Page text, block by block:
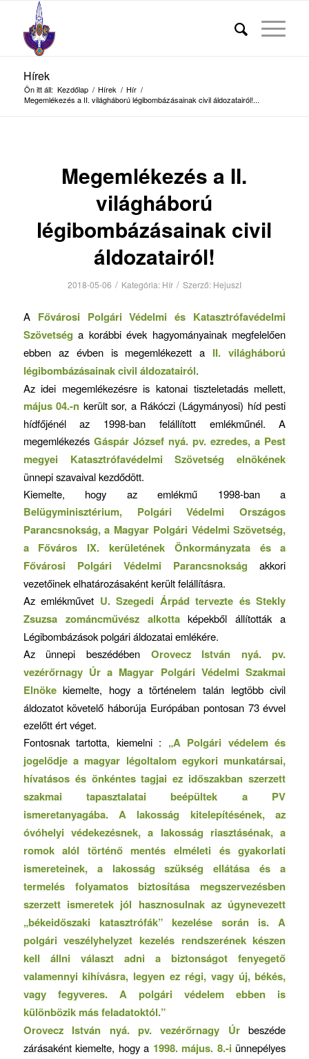
Hírek
Ön itt áll: Kezdőlap / Hírek / Hír /
Megemlékezés a II. világháború légibombázásainak civil áldozatairól!...
Megemlékezés a II.
világháború
légibombázásainak civil
áldozatairól!
2018-05-06 / Kategória: Hír / Szerző: HejuszI
A Fővárosi Polgári Védelmi és Katasztrófavédelmi
Szövetség a korábbi évek hagyományainak megfelelően
ebben az évben is megemlékezett a II. világháború
légibombázásainak civil áldozatairól.
Az idei megemlékezésre is katonai tiszteletadás mellett,
május 04.-n került sor, a Rákóczi (Lágymányosi) híd pesti
hídfőjénél az 1998-ban felállított emlékműnél. A
megemlékezés Gáspár József nyá. pv. ezredes, a Pest
megyei Katasztrófavédelmi Szövetség elnökének
ünnepi szavaival kezdődött.
Kiemelte, hogy az emlékmű 1998-ban a
Belügyminisztérium, Polgári Védelmi Országos
Parancsnokság, a Magyar Polgári Védelmi Szövetség,
a Főváros IX. kerületének Önkormányzata és a
Fővárosi Polgári Védelmi Parancsnokság akkori
vezetőinek elhatározásaként került felállításra.
Az emlékművet U. Szegedi Árpád tervezte és Stekly
Zsuzsa zománcművész alkottaképekből állították a
Légibombázások polgári áldozatai emlékére.
Az ünnepi beszédében Orovecz István nyá. pv.
vezérőrnagy Úr a Magyar Polgári Védelmi Szakmai
Elnökekiemelte, hogy a történelem talán legtöbb civil
áldozatot követelő háborúja Európában pontosan 73 évvel
ezelőtt ért véget.
Fontosnak tartotta, kiemelni : „A Polgári védelem és
jogelődje a magyar légoltalom egykori munkatársai,
hívatásos és önkéntes tagjai ez időszakban szerzett
szakmai tapasztalatai beépültek a PV
ismeretanyagába. A lakosság kitelepítésének, az
óvóhelyi védekezésnek, a lakosság riasztásénak, a
romok alól történő mentés elméleti és gyakorlati
ismereteinek, a lakosság szükség ellátása és a
termelés folyamatos biztosítása megszervezésben
szerzett ismeretek jól hasznosulnak az úgynevezett
„békeidőszaki katasztrófák” kezelése során is. A
polgári veszélyhelyzet kezelés rendszerének készen
kell állni választ adni a biztonságot fenyegető
valamennyi kihívásra, legyen ez régi, vagy új, békés,
vagy fegyveres. A polgári védelem ebben is
különbözik más feladatoktól.”
Orovecz István nyá. pv. vezérőrnagy Úrbeszéde
zárásaként kiemelte, hogy a 1998. május. 8.-i ünnepélyes